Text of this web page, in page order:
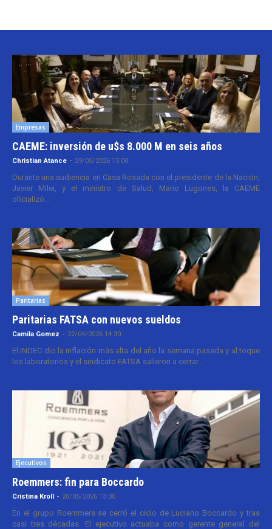
Empresas
CAEME: inversión de u$s 8.000 M en seis años
Christian Atance - 29/05/2026 15:00
Durante una audiencia en Casa Rosada con el presidente de la Nación,
Javier Milei, y el ministro de Salud, Mario Lugones, la CAEME
oficializó...
Paritarias
Paritarias FATSA con nuevos sueldos
Camila Gomez - 22/04/2026 14:30
El INDEC dio la inflación más alta del año la semana pasada y al toque
los laboratorios y el sindicato FATSA salieron a cerrar...
Ejecutivos
Roemmers: fin para Boccardo
Cristina Kroll - 20/05/2026 13:00
En el grupo Roemmers se cerró el ciclo de Luciano Boccardo y tras
casi tres décadas. El ejecutivo actuaba como gerente general del